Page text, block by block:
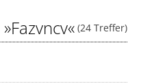
(24 Treffer)
»Fazvncv«